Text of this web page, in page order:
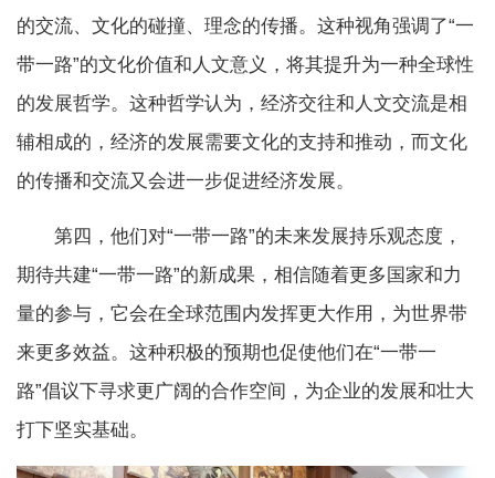
的交流、文化的碰撞、理念的传播。这种视角强调了“一
带一路”的文化价值和人文意义，将其提升为一种全球性
的发展哲学。这种哲学认为，经济交往和人文交流是相
辅相成的，经济的发展需要文化的支持和推动，而文化
的传播和交流又会进一步促进经济发展。
第四，他们对“一带一路”的未来发展持乐观态度，
期待共建“一带一路”的新成果，相信随着更多国家和力
量的参与，它会在全球范围内发挥更大作用，为世界带
来更多效益。这种积极的预期也促使他们在“一带一
路”倡议下寻求更广阔的合作空间，为企业的发展和壮大
打下坚实基础。